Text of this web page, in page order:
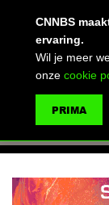
CNNBS
ervaring.
Wil je meer
onze cookie
PRIMA